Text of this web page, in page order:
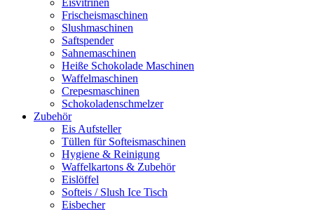
Frischeismaschinen
Slushmaschinen
Saftspender
Sahnemaschinen
Heiße Schokolade Maschinen
Waffelmaschinen
Crepesmaschinen
Schokoladenschmelzer
Zubehör
Eis Aufsteller
Tüllen für Softeismaschinen
Hygiene & Reinigung
Waffelkartons & Zubehör
Eislöffel
Softeis / Slush Ice Tisch
Eisbecher